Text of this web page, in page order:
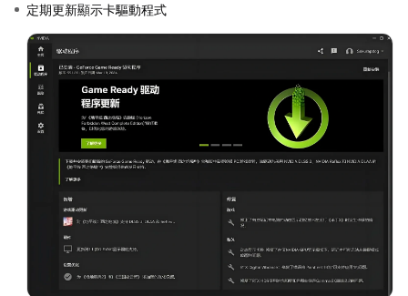
定期更新顯示卡驅動程式